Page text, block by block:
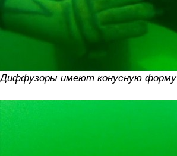
Диффузоры имеют конусную форму